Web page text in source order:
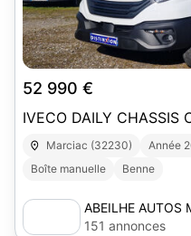
52 990 €
IVECO DAILY CHASSIS
Marciac (32230) Année
Boîte manuelle
Benne
ABEILHE AUTOS
151 annonces